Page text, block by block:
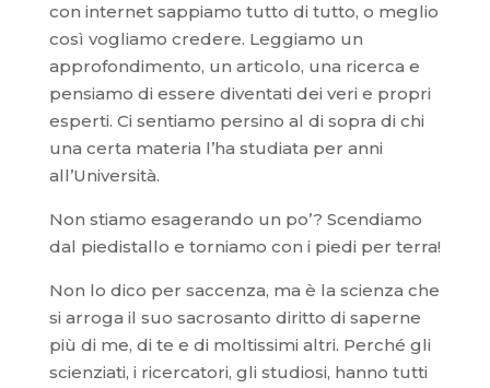
con internet sappiamo tutto di tutto, o meglio
così vogliamo credere. Leggiamo un
approfondimento, un articolo, una ricerca e
pensiamo di essere diventati dei veri e propri
esperti. Ci sentiamo persino al di sopra di chi
una certa materia l’ha studiata per anni
all’Università.
Non stiamo esagerando un po’? Scendiamo
dal piedistallo e torniamo con i piedi per terra!
Non lo dico per saccenza, ma è la scienza che
si arroga il suo sacrosanto diritto di saperne
più di me, di te e di moltissimi altri. Perché gli
scienziati, i ricercatori, gli studiosi, hanno tutti